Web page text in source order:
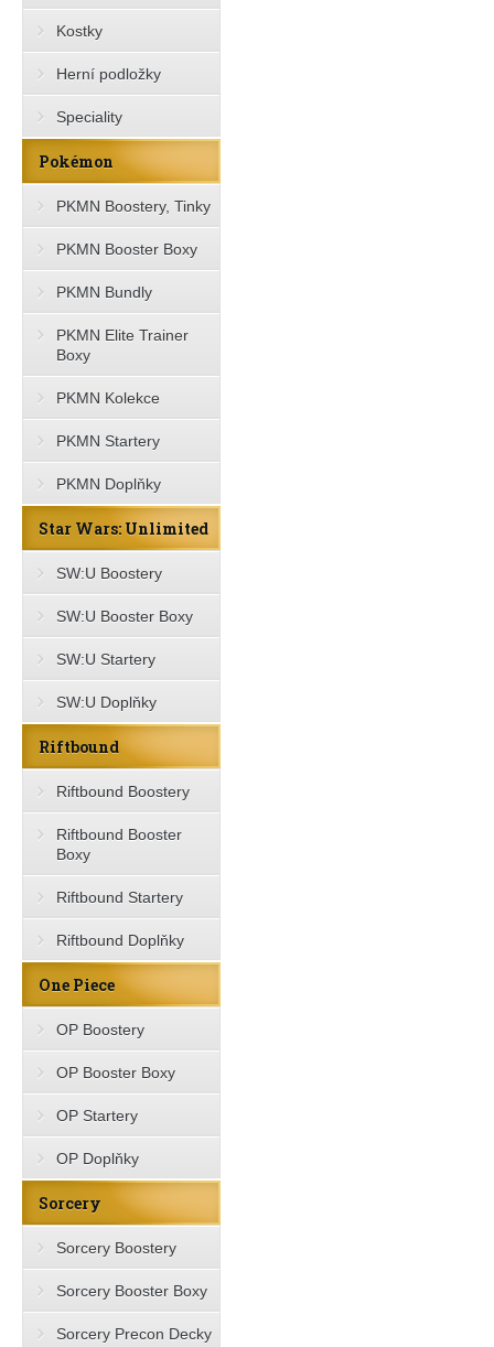
Kostky
Herní podložky
Speciality
Pokémon
PKMN Boostery, Tinky
PKMN Booster Boxy
PKMN Bundly
PKMN Elite Trainer
Boxy
PKMN Kolekce
PKMN Startery
PKMN Doplňky
Star Wars: Unlimited
SW:U Boostery
SW:U Booster Boxy
SW:U Startery
SW:U Doplňky
Riftbound
Riftbound Boostery
Riftbound Booster
Boxy
Riftbound Startery
Riftbound Doplňky
One Piece
OP Boostery
OP Booster Boxy
OP Startery
OP Doplňky
Sorcery
Sorcery Boostery
Sorcery Booster Boxy
Sorcery Precon Decky